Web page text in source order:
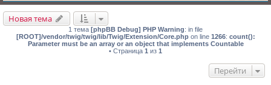
Новая тема
1 тема [phpBB Debug] PHP Warning: in file
[ROOT]/vendor/twig/twig/lib/Twig/Extension/Core.phpon line 1266: count():
Parameter must be an array or an object that implements Countable
• Страница 1 из 1
Перейти